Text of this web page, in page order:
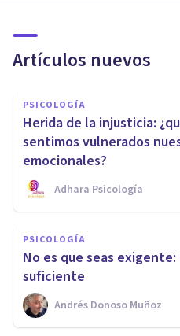
Artículos nuevos
PSICOLOGÍA
Herida de la injusticia:
sentimos vulnerados
emocionales?
Adhara Psicología
PSICOLOGÍA
No es que seas
suficiente
Andrés Donoso Muñoz